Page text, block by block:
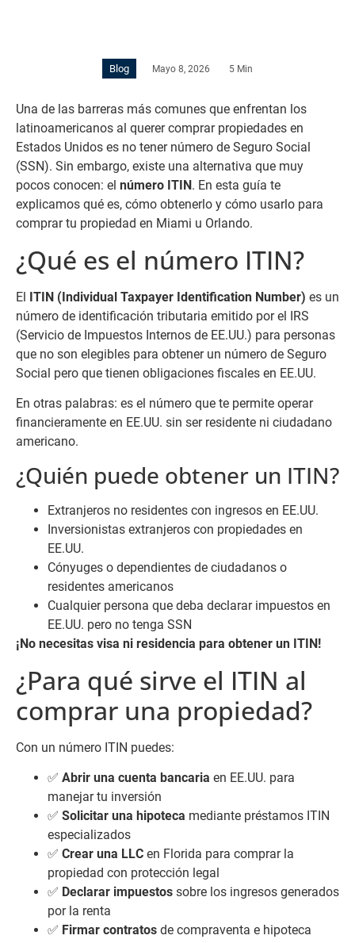
Blog Mayo 8, 2026 5 Min
Una de las barreras más comunes que enfrentan los
latinoamericanos al querer comprar propiedades en
Estados Unidos es no tener número de Seguro Social
(SSN). Sin embargo, existe una alternativa que muy
pocos conocen: el número ITIN . En esta guía te
explicamos qué es, cómo obtenerlo y cómo usarlo para
comprar tu propiedad en Miami u Orlando.
¿Qué es el número ITIN?
El ITIN (Individual Taxpayer Identification Number) es un
número de identificación tributaria emitido por el IRS
(Servicio de Impuestos Internos de EE.UU.) para personas
que no son elegibles para obtener un número de Seguro
Social pero que tienen obligaciones fiscales en EE.UU.
En otras palabras: es el número que te permite operar
financieramente en EE.UU. sin ser residente ni ciudadano
americano.
¿Quién puede obtener un ITIN?
Extranjeros no residentes con ingresos en EE.UU.
Inversionistas extranjeros con propiedades en
EE.UU.
Cónyuges o dependientes de ciudadanos o
residentes americanos
Cualquier persona que deba declarar impuestos en
EE.UU. pero no tenga SSN
¡No necesitas visa ni residencia para obtener un ITIN!
¿Para qué sirve el ITIN al
comprar una propiedad?
Con un número ITIN puedes:
✅ Abrir una cuenta bancaria en EE.UU. para
manejar tu inversión
✅ Solicitar una hipoteca mediante préstamos ITIN
especializados
✅ Crear una LLC en Florida para comprar la
propiedad con protección legal
✅ Declarar impuestos sobre los ingresos generados
por la renta
✅ Firmar contratos de compraventa e hipoteca